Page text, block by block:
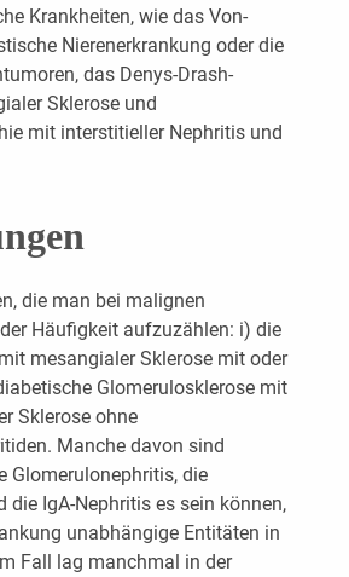
Krankheiten, wie das Von-
Nierenerkrankung oder die
das Denys-Drash-
Sklerose und
mit interstitieller Nephritis und
die man bei malignen
Häufigkeit aufzuzählen: i) die
mesangialer Sklerose mit oder
Glomerulosklerose mit
Sklerose ohne
Manche davon sind
Glomerulonephritis, die
IgA-Nephritis es sein können,
unabhängige Entitäten in
Fall lag manchmal in der